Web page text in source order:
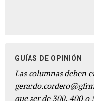
GUÍAS DE OPINIÓN
Las columnas deben
que ser de 300, 400 o